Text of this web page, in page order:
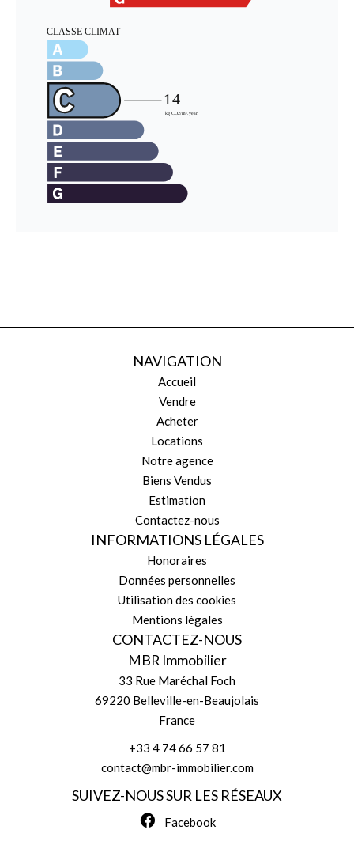
NAVIGATION
Accueil
Vendre
Acheter
Locations
Notre agence
Biens Vendus
Estimation
Contactez-nous
INFORMATIONS LÉGALES
Honoraires
Données personnelles
Utilisation des cookies
Mentions légales
CONTACTEZ-NOUS
MBR Immobilier
33 Rue Maréchal Foch
69220 Belleville-en-Beaujolais
France
+33 4 74 66 57 81
contact@mbr-immobilier.com
SUIVEZ-NOUS SUR LES RÉSEAUX
Facebook